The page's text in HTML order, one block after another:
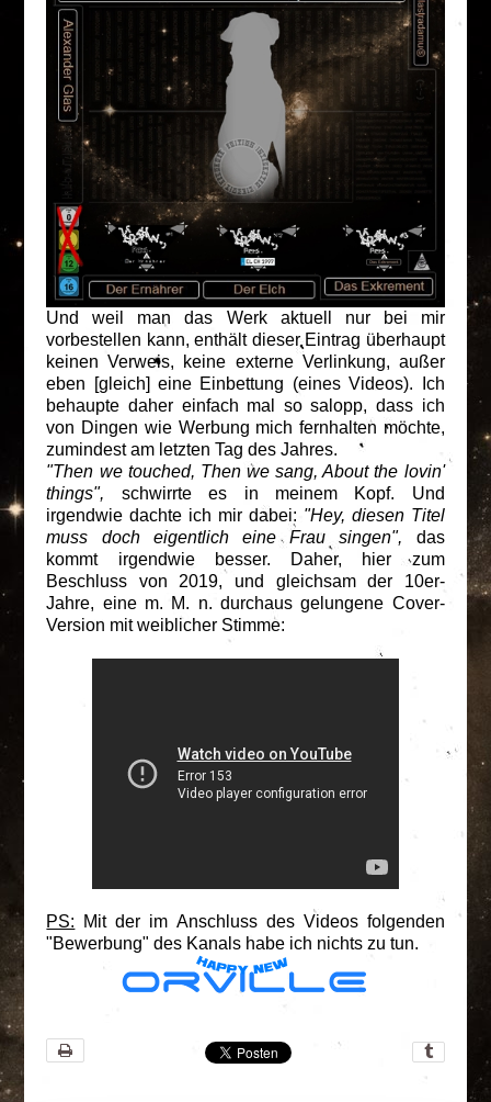
Und weil man das Werk aktuell nur bei mir
vorbestellen kann, enthält dieser Eintrag überhaupt
keinen Verweis, keine externe Verlinkung, außer
eben [gleich] eine Einbettung (eines Videos). Ich
behaupte daher einfach mal so salopp, dass ich
von Dingen wie Werbung mich fernhalten möchte,
zumindest am letzten Tag des Jahres.
"Then we touched, Then we sang, About the lovin'
things", schwirrte es in meinem Kopf. Und
irgendwie dachte ich mir dabei: "Hey, diesen Titel
muss doch eigentlich eine Frau singen", das
kommt irgendwie besser. Daher, hier zum
Beschluss von 2019, und gleichsam der 10er-
Jahre, eine m. M. n. durchaus gelungene Cover-
Version mit weiblicher Stimme:
PS: Mit der im Anschluss des Videos folgenden
"Bewerbung" des Kanals habe ich nichts zu tun.